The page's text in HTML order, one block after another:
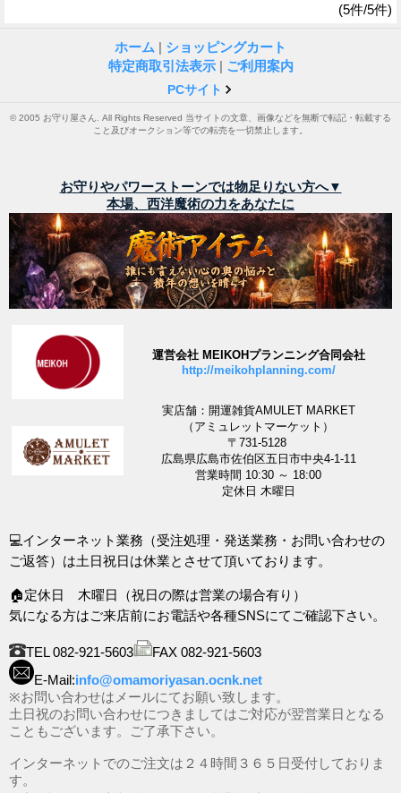
(5件/5件)
ホーム | ショッピングカート
特定商取引法表示 | ご利用案内
PCサイト
© 2005 お守り屋さん. All Rights Reserved 当サイトの文章、画像などを無断で転記・転載する
こと及びオークション等での転売を一切禁止します。
お守りやパワーストーンでは物足りない方へ▼
本場、西洋魔術の力をあなたに
運営会社 MEIKOHプランニング合同会社
http://meikohplanning.com/
実店舗：開運雑貨AMULET MARKET
（アミュレットマーケット）
〒731-5128
広島県広島市佐伯区五日市中央4-1-11
営業時間 10:30 ～ 18:00
定休日 木曜日
💻インターネット業務（受注処理・発送業務・お問い合わせの
ご返答）は土日祝日は休業とさせて頂いております。
🏠定休日 木曜日（祝日の際は営業の場合有り）
気になる方はご来店前にお電話や各種SNSにてご確認下さい。
TEL 082-921-5603
FAX 082-921-5603
E-Mail:info@omamoriyasan.ocnk.net
※お問い合わせはメールにてお願い致します。
土日祝のお問い合わせにつきましてはご対応が翌営業日となる
こともございます。ご了承下さい。
インターネットでのご注文は２４時間３６５日受付しておりま
す。